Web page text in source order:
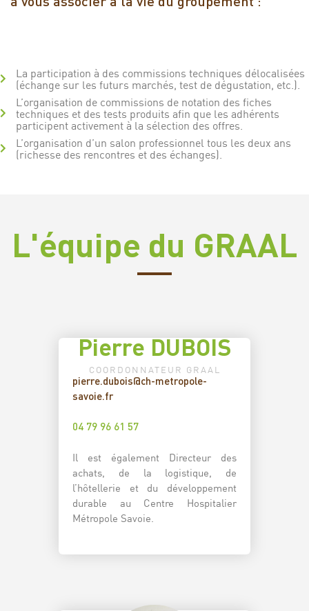
La participation à des commissions techniques délocalisées
(échange sur les futurs marchés, test de dégustation, etc.).
L’organisation de commissions de notation des fiches
techniques et des tests produits afin que les adhérents
participent activement à la sélection des offres.
L’organisation d’un salon professionnel tous les deux ans
(richesse des rencontres et des échanges).
L'équipe du GRAAL
Pierre DUBOIS
COORDONNATEUR GRAAL
pierre.dubois@ch-metropole-
savoie.fr
04 79 96 61 57
Il est également Directeur des
achats, de la logistique, de
l’hôtellerie et du développement
durable au Centre Hospitalier
Métropole Savoie.